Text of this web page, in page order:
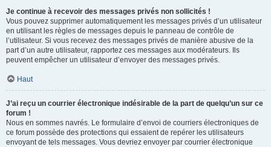
Je continue à recevoir des messages privés non sollicités !
Vous pouvez supprimer automatiquement les messages privés d’un utilisateur
en utilisant les règles de messages depuis le panneau de contrôle de
l’utilisateur. Si vous recevez des messages privés de manière abusive de la
part d’un autre utilisateur, rapportez ces messages aux modérateurs. Ils
peuvent empêcher un utilisateur d’envoyer des messages privés.
Haut
J’ai reçu un courrier électronique indésirable de la part de quelqu’un sur ce
forum !
Nous en sommes navrés. Le formulaire d’envoi de courriers électroniques de
ce forum possède des protections qui essaient de repérer les utilisateurs
envoyant de tels messages. Vous devriez envoyer par courrier électronique